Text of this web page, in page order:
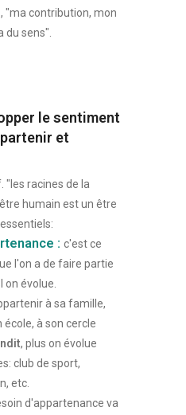
"ma contribution, mon
sens".
le sentiment
et
"les racines de la
humain est un être
:c'est ce
l'on a de faire partie
on évolue.
à sa famille,
école, à son cercle
, plus on évolue
club de sport,
etc.
d'appartenance va